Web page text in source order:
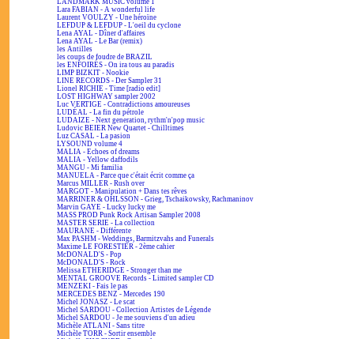
LANDMARK MUSIC volume 1
Lara FABIAN - A wonderful life
Laurent VOULZY - Une héroïne
LEFDUP & LEFDUP - L'oeil du cyclone
Lena AYAL - Dîner d'affaires
Lena AYAL - Le Bar (remix)
les Antilles
les coups de foudre de BRAZIL
les ENFOIRÉS - On ira tous au paradis
LIMP BIZKIT - Nookie
LINE RECORDS - Der Sampler 31
Lionel RICHIE - Time [radio edit]
LOST HIGHWAY sampler 2002
Luc VERTIGE - Contradictions amoureuses
LUDÉAL - La fin du pétrole
LUDAIZE - Next generation, rythm'n'pop music
Ludovic BEIER New Quartet - Chilltimes
Luz CASAL - La pasion
LYSOUND volume 4
MALIA - Echoes of dreams
MALIA - Yellow daffodils
MANGU - Mi familia
MANUELA - Parce que c'était écrit comme ça
Marcus MILLER - Rush over
MARGOT - Manipulation + Dans tes rêves
MARRINER & OHLSSON - Grieg, Tschaikowsky, Rachmaninov
Marvin GAYE - Lucky lucky me
MASS PROD Punk Rock Artisan Sampler 2008
MASTER SERIE - La collection
MAURANE - Différente
Max PASHM - Weddings, Barmitzvahs and Funerals
Maxime LE FORESTIER - 2ème cahier
McDONALD'S - Pop
McDONALD'S - Rock
Melissa ETHERIDGE - Stronger than me
MENTAL GROOVE Records - Limited sampler CD
MENZEKI - Fais le pas
MERCEDES BENZ - Mercedes 190
Michel JONASZ - Le scat
Michel SARDOU - Collection Artistes de Légende
Michel SARDOU - Je me souviens d'un adieu
Michèle ATLANI - Sans titre
Michèle TORR - Sortir ensemble